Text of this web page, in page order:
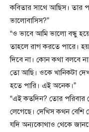
কবিতার সাথে আছিস। তার
ভালোবাসিস?”
“ও ভাবে আমি ভালো বন্ধু
তাহলে রাগ করতে
দিবে না। কোন কথা বলবে
তো আছি। ওকে খানিকটা
হতে পারি। এই অনেক।”
“এই কতদিন? তোর পরিবার
লেগেছে। দেখিস কথন বেশি
যদি অন্যকোথাও থেকে